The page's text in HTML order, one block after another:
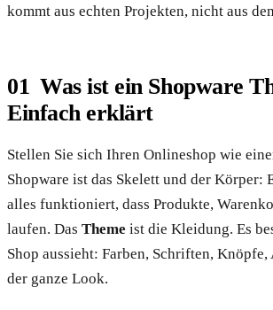
kommt aus echten Projekten, nicht aus
Was ist ein Shopware
Einfach erklärt
Stellen Sie sich Ihren Onlineshop wie
Shopware ist das Skelett und der Körper:
alles funktioniert, dass Produkte,
laufen. Das Theme ist die Kleidung. Es
Shop aussieht: Farben, Schriften,
der ganze Look.